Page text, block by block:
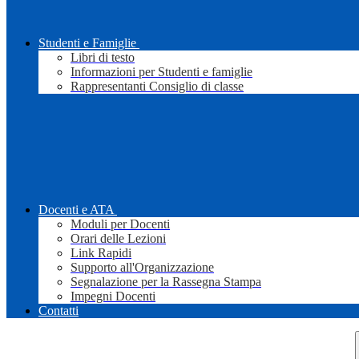
Studenti e Famiglie
Libri di testo
Informazioni per Studenti e famiglie
Rappresentanti Consiglio di classe
Docenti e ATA
Moduli per Docenti
Orari delle Lezioni
Link Rapidi
Supporto all'Organizzazione
Segnalazione per la Rassegna Stampa
Impegni Docenti
Contatti